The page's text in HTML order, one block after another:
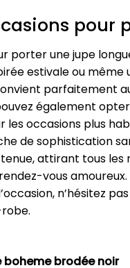
porter une jupe
estivale ou
parfaitement
également
les occasions plus
de sophistication
attirant tous les
vous
n’hésitez
boheme brodée noir